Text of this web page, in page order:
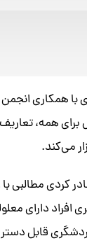
با همکاری
همه، تعاریف
می‌کند.
کردی
دارای
قابل